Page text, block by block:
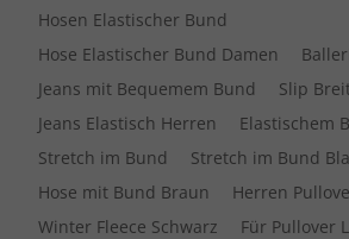
Hosen Elastischer Bund
Hose Elastischer Bund Damen
Jeans mit Bequemem Bund
Slip
Jeans Elastisch Herren
Elastischem
Stretch im Bund
Stretch im Bund
Hose mit Bund Braun
Herren
Winter Fleece Schwarz
Für Pullover